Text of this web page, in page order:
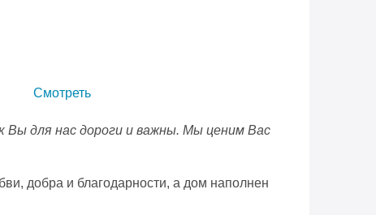
Смотреть
Вы для нас дороги и важны. Мы ценим Вас
добра и благодарности, а дом наполнен